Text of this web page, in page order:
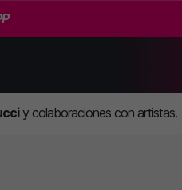
y colaboraciones con artistas.